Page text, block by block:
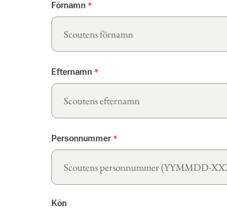
Förnamn *
Efternamn *
Personnummer *
Kön